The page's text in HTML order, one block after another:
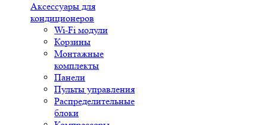
Аксессуары для
кондиционеров
Wi-Fi модули
Корзины
Монтажные
комплекты
Панели
Пульты управления
Распределительные
блоки